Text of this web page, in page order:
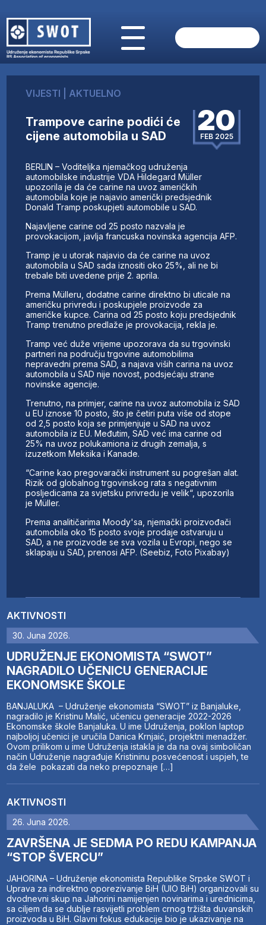
O NAMA
AKTUELNO
ANALIZE
FINANSIJE
IZ STRANIH MEDIJA
AKTIVNOSTI
SWOT INTERVJU
UČLANI SE
KONTAKT
AKTIVNOSTI
30. Juna 2026.
UDRUŽENJE EKONOMISTA “SWOT”
NAGRADILO UČENICU GENERACIJE
EKONOMSKE ŠKOLE
BANJALUKA – Udruženje ekonomista “SWOT” iz Banjaluke,
nagradilo je Kristinu Malić, učenicu generacije 2022-2026
Ekonomske škole Banjaluka. U ime Udruženja, poklon laptop
najboljoj učenici je uručila Danica Krnjaić, projektni menadžer.
Ovom prilikom u ime Udruženja istakla je da na ovaj simboličan
način Udruženje nagrađuje Kristininu posvećenost i uspjeh, te
da žele pokazati da neko prepoznaje […]
AKTIVNOSTI
26. Juna 2026.
ZAVRŠENA JE SEDMA PO REDU KAMPANJA
“STOP ŠVERCU”
JAHORINA – Udruženje ekonomista Republike Srpske SWOT i
Uprava za indirektno oporezivanje BiH (UIO BiH) organizovali su
dvodnevni skup na Jahorini namijenjen novinarima i urednicima,
sa ciljem da se dublje rasvijetli problem crnog tržišta duvanskih
proizvoda u BiH. Glavni fokus edukacije bio je ukazivanje na
VIJESTI AKTUELNO
Trampove carine podići će
cijene automobila u SAD
20
FEB 2025
BERLIN – Voditeljka njemačkog udruženja
automobilske industrije VDA Hildegard Müller
upozorila je da će carine na uvoz američkih
automobila koje je najavio američki predsjednik
Donald Tramp poskupjeti automobile u SAD.
Najavljene carine od 25 posto nazvala je
provokacijom, javlja francuska novinska agencija AFP.
Tramp je u utorak najavio da će carine na uvoz
automobila u SAD sada iznositi oko 25%, ali ne bi
trebale biti uvedene prije 2. aprila.
Prema Mülleru, dodatne carine direktno bi uticale na
američku privredu i poskupjele proizvode za
američke kupce. Carina od 25 posto koju predsjednik
Tramp trenutno predlaže je provokacija, rekla je.
Tramp već duže vrijeme upozorava da su trgovinski
partneri na području trgovine automobilima
nepravedni prema SAD, a najava viših carina na uvoz
automobila u SAD nije novost, podsjećaju strane
novinske agencije.
Trenutno, na primjer, carine na uvoz automobila iz SAD
u EU iznose 10 posto, što je četiri puta više od stope
od 2,5 posto koja se primjenjuje u SAD na uvoz
automobila iz EU. Međutim, SAD već ima carine od
25% na uvoz polukamiona iz drugih zemalja, s
izuzetkom Meksika i Kanade.
“Carine kao pregovarački instrument su pogrešan alat.
Rizik od globalnog trgovinskog rata s negativnim
posljedicama za svjetsku privredu je velik“, upozorila
je Müller.
Prema analitičarima Moody'sa, njemački proizvođači
automobila oko 15 posto svoje prodaje ostvaruju u
SAD, a ne proizvode se sva vozila u Evropi, nego se
sklapaju u SAD, prenosi AFP. (Seebiz, Foto Pixabay)